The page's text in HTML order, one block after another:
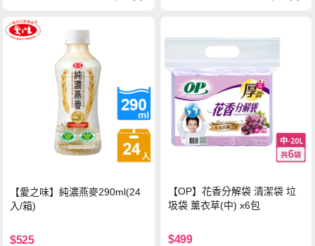
【愛之味】純濃燕麥290ml(24
入/箱)
$525
【OP】花香分解袋 清潔袋 垃
圾袋 薰衣草(中) x6包
$499